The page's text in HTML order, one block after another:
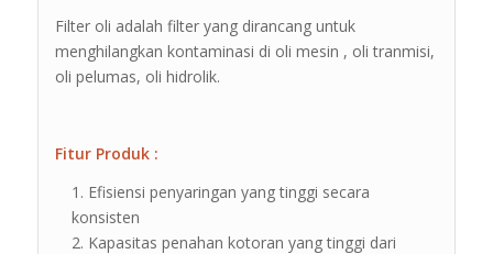
Filter oli adalah filter yang dirancang untuk
menghilangkan kontaminasi di oli mesin , oli tranmisi,
oli pelumas, oli hidrolik.
Fitur Produk :
Efisiensi penyaringan yang tinggi secara
konsisten
Kapasitas penahan kotoran yang tinggi dari